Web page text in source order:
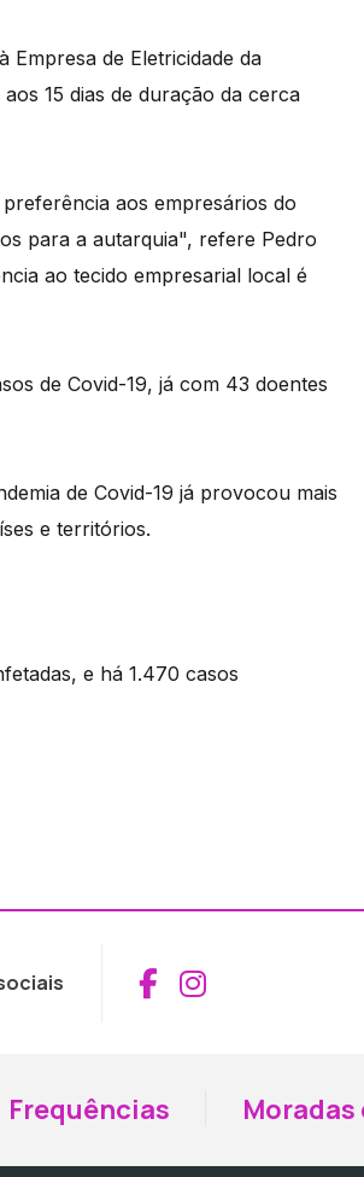
Empresa de Eletricidade da
15 dias de duração da cerca
aos empresários do
para a autarquia", refere Pedro
ao tecido empresarial local é
de Covid-19, já com 43 doentes
de Covid-19 já provocou mais
e territórios.
e há 1.470 casos
Aceder ao
Aceder ao
Frequências Moradas